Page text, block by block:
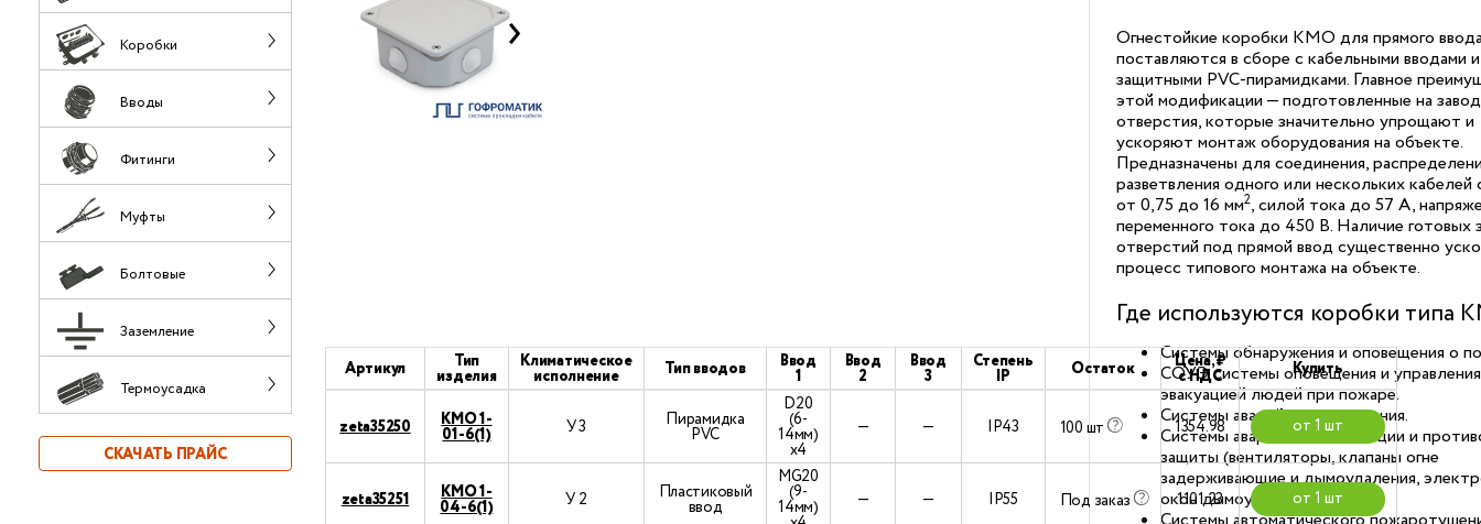
Коробки
Вводы
Фитинги
Муфты
Болтовые
Заземление
Термоусадка
СКАЧАТЬ ПРАЙС
Артикул Тип
изделия
Климатическое
исполнение Тип вводов Ввод
1
Ввод
2
Ввод
3
Степень
IP Остаток Цена, ₽
с НДС Купить
zeta35250 КМО 1-
01-6(1) У 3 Пирамидка
PVC
D20
(6-
14мм)
х4
— — IP43 100 шт 1354.98 от 1 шт
zeta35251 КМО 1-
04-6(1) У 2 Пластиковый
ввод
МG20
(9-
14мм) — — IP55 Под заказ 1101.23 от 1 шт
Огнестойкие коробки КМО для прямого
поставляются в сборе с кабельными вводами и
защитными PVC-пирамидками. Главное
этой модификации — подготовленные на
отверстия, которые значительно упрощают и
ускоряют монтаж оборудования на объекте.
Предназначены для соединения,
разветвления одного или нескольких кабелей
от 0,75 до 16 мм2, силой тока до 57 А,
переменного тока до 450 В. Наличие готовых
отверстий под прямой ввод существенно
процесс типового монтажа на объекте.
Где используются коробки типа
Системы обнаружения и оповещения о
СОУЭ системы оповещения и управления
эвакуацией людей при пожаре.
Системы аварийного освещения.
Системы аварийной вентиляции и
защиты (вентиляторы, клапаны огне
задерживающие и дымоудаления,
окон дымоудаления и др.)